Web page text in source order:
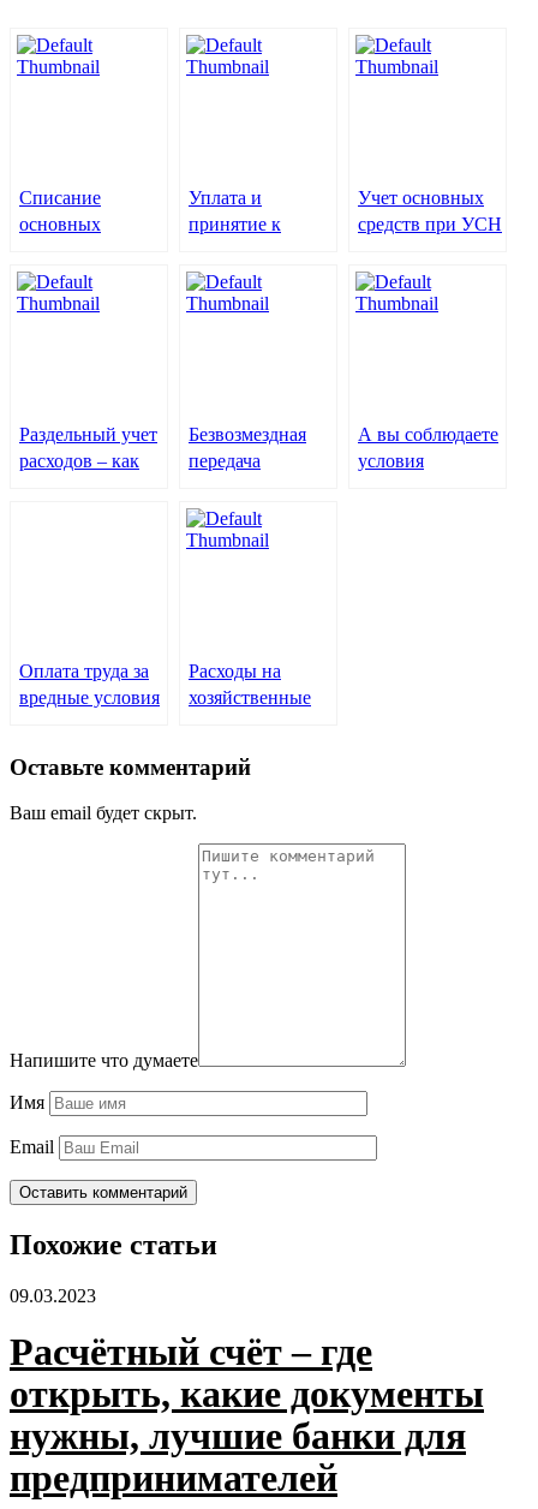
Списание
основных
на расходы –
соблюдаем все
Уплата и
принятие к
импорте товаров
Учет основных
средств при УСН
раздел 2 без
ошибок
Раздельный учет
расходов – как
Безвозмездная
передача
услуг в качестве
благотворительности
А вы соблюдаете
условия
Оплата труда за
вредные условия
Расходы на
хозяйственные
Оставьте комментарий
Ваш email будет скрыт.
Напишите что думаете
Имя
Email
Похожие статьи
09.03.2023
Расчётный счёт – где
открыть, какие документы
нужны, лучшие банки для
предпринимателей